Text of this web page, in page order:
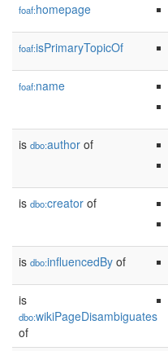
foaf:homepage
foaf:isPrimaryTopicOf
foaf:name
is dbo:author of
is dbo:creator of
is dbo:influencedBy of
is
dbo:wikiPageDisambiguates
of